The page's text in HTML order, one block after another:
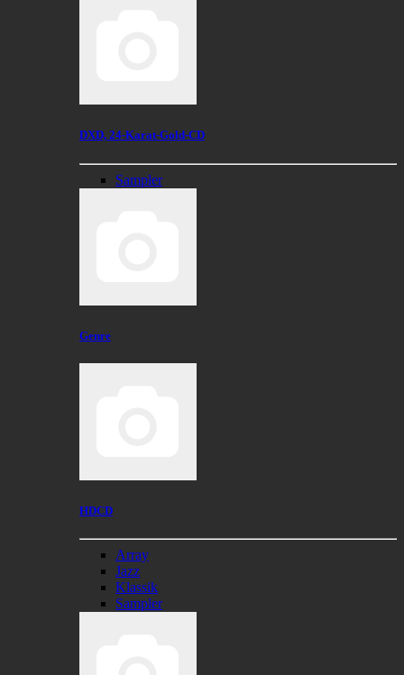
DXD, 24-Karat-Gold-CD
Sampler
Genre
HDCD
Array
Jazz
Klassik
Sampler